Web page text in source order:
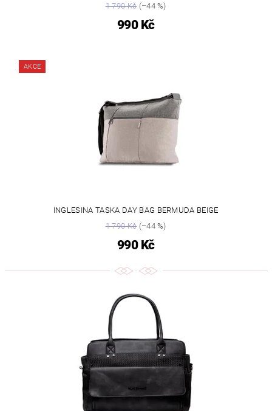
1 790 Kč(–44 %)
990 Kč
AKCE
INGLESINA TASKA DAY BAG BERMUDA BEIGE
1 790 Kč(–44 %)
990 Kč